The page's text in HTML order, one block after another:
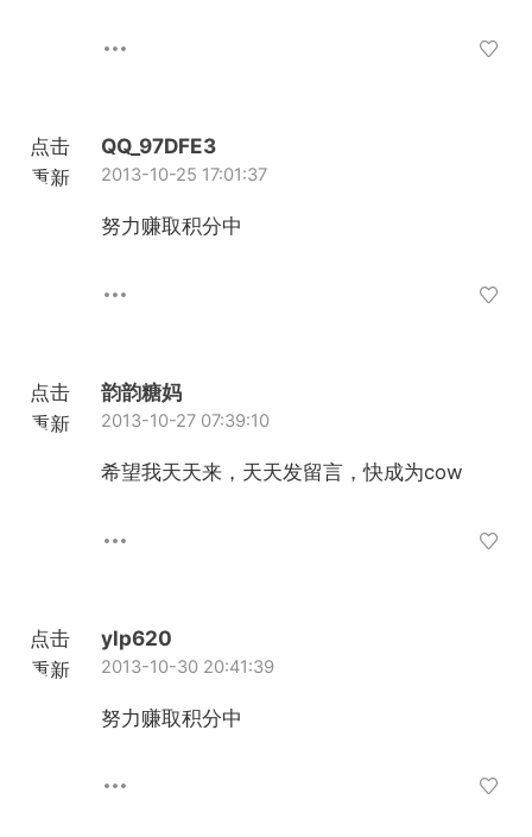
点击
重新
QQ_97DFE3
2013-10-25 17:01:37
努力赚取积分中
点击
重新
韵韵糖妈
2013-10-27 07:39:10
希望我天天来，天天发留言，快成为cow
点击
重新
ylp620
2013-10-30 20:41:39
努力赚取积分中